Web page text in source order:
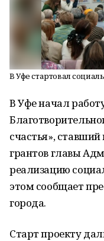
В Уфе стартовал
В Уфе начал
счастья»,
грантов главы
реализацию
этом сообщает
города.
Старт проекту